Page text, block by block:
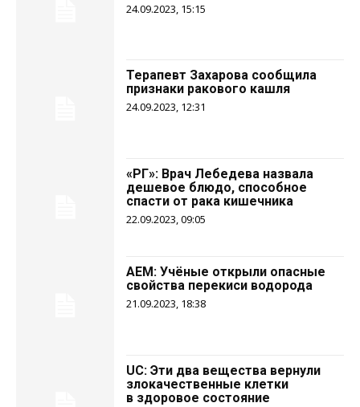
24.09.2023, 15:15
Терапевт Захарова сообщила
признаки ракового кашля
24.09.2023, 12:31
«РГ»: Врач Лебедева назвала
дешевое блюдо, способное
спасти от рака кишечника
22.09.2023, 09:05
AEM: Учёные открыли опасные
свойства перекиси водорода
21.09.2023, 18:38
UC: Эти два вещества вернули
злокачественные клетки
в здоровое состояние